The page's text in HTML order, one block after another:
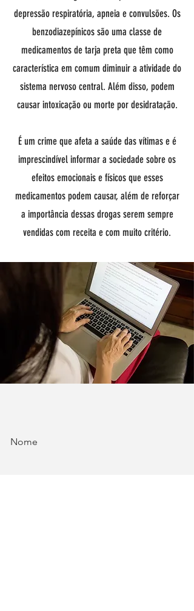
depressão respiratória, apneia e convulsões. Os
benzodiazepínicos são uma classe de
medicamentos de tarja preta que têm como
característica em comum diminuir a atividade do
sistema nervoso central. Além disso, podem
causar intoxicação ou morte por desidratação.
É um crime que afeta a saúde das vítimas e é
imprescindível informar a sociedade sobre os
efeitos emocionais e físicos que esses
medicamentos podem causar, além de reforçar
a importância dessas drogas serem sempre
vendidas com receita e com muito critério.
Nome